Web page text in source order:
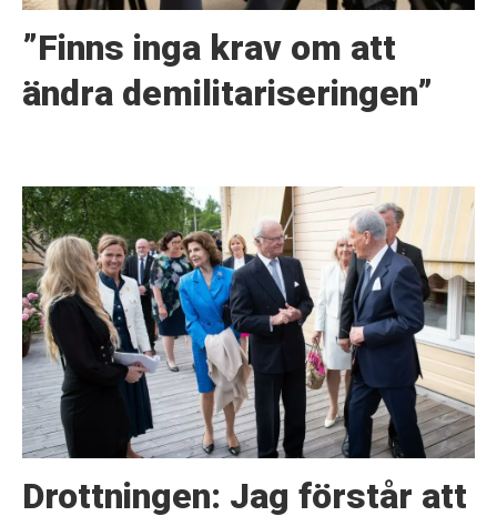
”Finns inga krav om att
ändra demilitariseringen”
Drottningen: Jag förstår att